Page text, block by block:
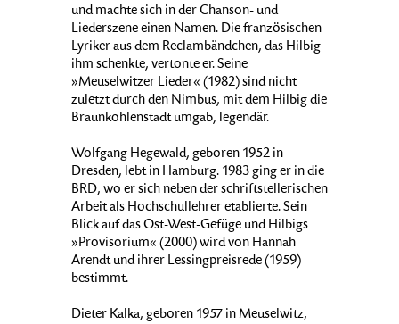
und machte sich in der Chanson- und
Liederszene einen Namen. Die französischen
Lyriker aus dem Reclambändchen, das Hilbig
ihm schenkte, vertonte er. Seine
»Meuselwitzer Lieder« (1982) sind nicht
zuletzt durch den Nimbus, mit dem Hilbig die
Braunkohlenstadt umgab, legendär.
Wolfgang Hegewald, geboren 1952 in
Dresden, lebt in Hamburg. 1983 ging er in die
BRD, wo er sich neben der schriftstellerischen
Arbeit als Hochschullehrer etablierte. Sein
Blick auf das Ost-West-Gefüge und Hilbigs
»Provisorium« (2000) wird von Hannah
Arendt und ihrer Lessingpreisrede (1959)
bestimmt.
Dieter Kalka, geboren 1957 in Meuselwitz,